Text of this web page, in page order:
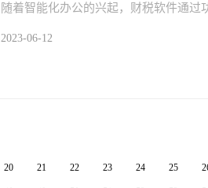
2023-06-12
20 21 22 23 24 25